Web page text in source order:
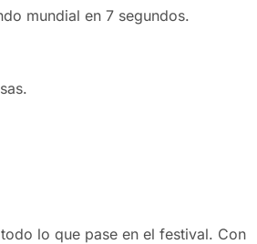
mundial en 7 segundos.
lo que pase en el festival. Con